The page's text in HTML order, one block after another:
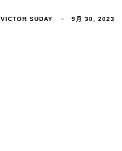
VICTOR SUDAY 9月 30, 2023